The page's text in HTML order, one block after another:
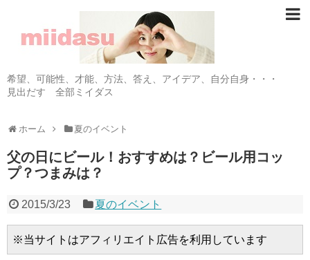
希望、可能性、才能、方法、答え、アイデア、自分自身・・・
見出だす 全部ミイダス
ホーム 夏のイベント
父の日にビール！おすすめは？ビール用コッ
プ？つまみは？
2015/3/23 夏のイベント
※当サイトはアフィリエイト広告を利用しています